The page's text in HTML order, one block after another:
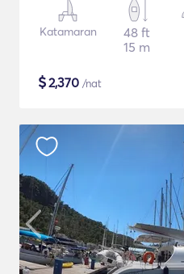
Katamaran
48 ft
15 m
$2,370 /nat